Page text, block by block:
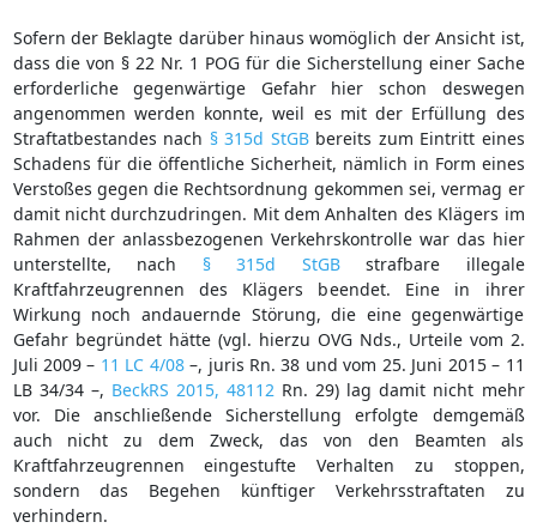
Sofern der Beklagte darüber hinaus womöglich der Ansicht ist,
dass die von § 22 Nr. 1 POG für die Sicherstellung einer Sache
erforderliche gegenwärtige Gefahr hier schon deswegen
angenommen werden konnte, weil es mit der Erfüllung des
Straftatbestandes nach § 315d StGBbereits zum Eintritt eines
Schadens für die öffentliche Sicherheit, nämlich in Form eines
Verstoßes gegen die Rechtsordnung gekommen sei, vermag er
damit nicht durchzudringen. Mit dem Anhalten des Klägers im
Rahmen der anlassbezogenen Verkehrskontrolle war das hier
unterstellte, nach § 315d StGBstrafbare illegale
Kraftfahrzeugrennen des Klägers beendet. Eine in ihrer
Wirkung noch andauernde Störung, die eine gegenwärtige
Gefahr begründet hätte (vgl. hierzu OVG Nds., Urteile vom 2.
Juli 2009 – 11 LC 4/08–, juris Rn. 38 und vom 25. Juni 2015 – 11
LB 34/34 –, BeckRS 2015, 48112 Rn. 29) lag damit nicht mehr
vor. Die anschließende Sicherstellung erfolgte demgemäß
auch nicht zu dem Zweck, das von den Beamten als
Kraftfahrzeugrennen eingestufte Verhalten zu stoppen,
sondern das Begehen künftiger Verkehrsstraftaten zu
verhindern.